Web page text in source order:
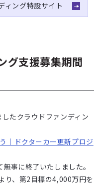
ィング特設サイト
グ支援募集期間
たクラウドファンディン
｜ドクターカー更新プロジ
事に終了いたしました。
り、第2目標の4,000万円を